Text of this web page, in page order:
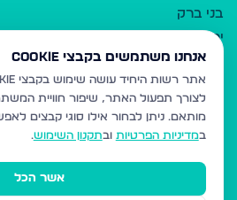
בני ברק
ירושלים
אלעד
גבעת זאב
בית שמש
רכסים
מודיעין עילית
אנחנו משתמשים בקבצי Cookie
לצורך תפעול האתר, שיפור חוויית
מותאם. ניתן לבחור אילו סוגי קבצים
במדיניות הפרטיות ובתקנון השימוש.
אשר הכל